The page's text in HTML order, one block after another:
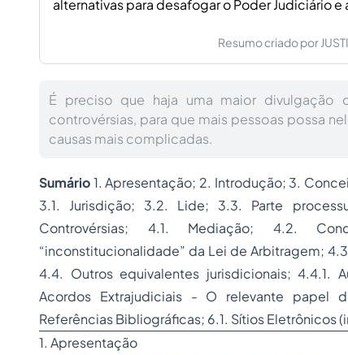
alternativas para desafogar o Poder Judiciário
Resumo criado por
É preciso que haja uma maior divulgação
controvérsias, para que mais pessoas possa
causas mais complicadas.
Sumário1. Apresentação; 2. Introdução; 3.
3.1. Jurisdição; 3.2. Lide; 3.3. Parte
Controvérsias; 4.1. Mediação; 4.2.
“inconstitucionalidade” da Lei de Arbitragem;
4.4. Outros equivalentes jurisdicionais; 4.4.1.
Acordos Extrajudiciais - O relevante papel
Referências Bibliográficas; 6.1. Sítios Eletrônicos
1. Apresentação